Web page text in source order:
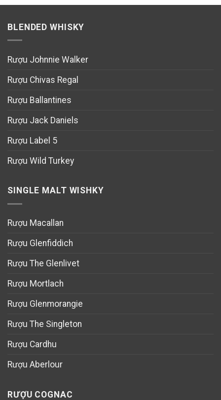
BLENDED WHISKY
Rượu Johnnie Walker
Rượu Chivas Regal
Rượu Ballantines
Rượu Jack Daniels
Rượu Label 5
Rượu Wild Turkey
SINGLE MALT WISHKY
Rượu Macallan
Rượu Glenfiddich
Rượu The Glenlivet
Rượu Mortlach
Rượu Glenmorangie
Rượu The Singleton
Rượu Cardhu
Rượu Aberlour
RƯỢU COGNAC